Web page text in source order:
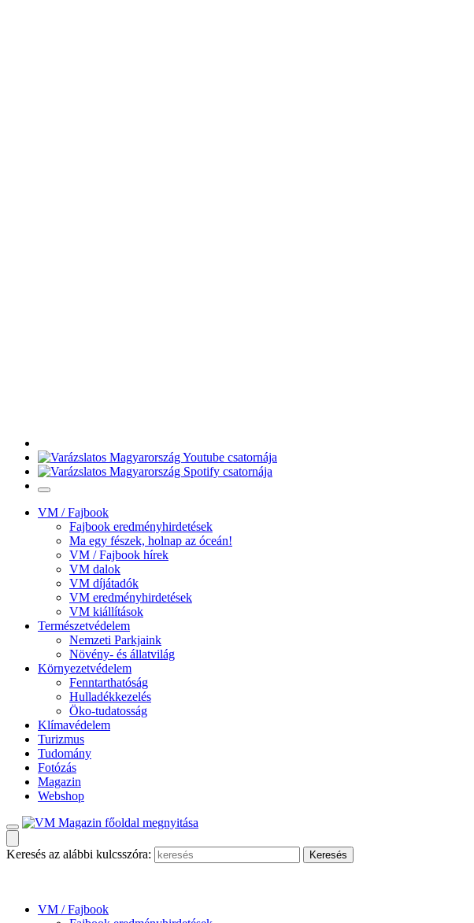
VM / Fajbook
Fajbook eredményhirdetések
Ma egy fészek, holnap az óceán!
VM / Fajbook hírek
VM dalok
VM díjátadók
VM eredményhirdetések
VM kiállítások
Természetvédelem
Nemzeti Parkjaink
Növény- és állatvilág
Környezetvédelem
Fenntarthatóság
Hulladékkezelés
Öko-tudatosság
Klímavédelem
Turizmus
Tudomány
Fotózás
Magazin
Webshop
Keresés az alábbi kulcsszóra:
VM / Fajbook